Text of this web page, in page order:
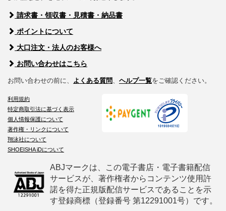
請求書・領収書・見積書・納品書
ポイントについて
大口注文・法人のお客様へ
お問い合わせはこちら
お問い合わせの前に、 よくある質問 ヘルプ一覧をご確認ください。
利用規約
特定商取引法に基づく表示
個人情報保護について
著作権・リンクについて
翔泳社について
SHOEISHA iDについて
ABJマークは、この電子書店・電子書籍配信
サービスが、著作権者からコンテンツ使用許
諾を得た正規版配信サービスであることを示
す登録商標（登録番号 第12291001号）です。